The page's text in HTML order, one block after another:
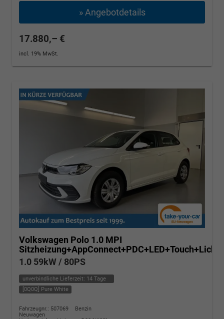
» Angebotdetails
17.880,– €
incl. 19% MwSt.
Volkswagen Polo 1.0 MPI
1.0 59kW / 80PS
unverbindliche Lieferzeit: 14 Tage
[0Q0Q] Pure White
Fahrzeugnr.: 507069
Benzin
Neuwagen